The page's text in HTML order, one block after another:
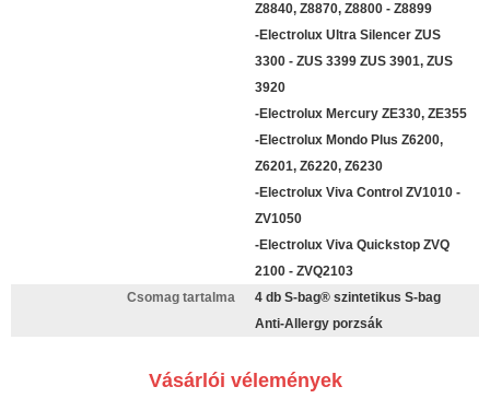
Z8840, Z8870, Z8800 - Z8899
-Electrolux Ultra Silencer ZUS
3300 - ZUS 3399 ZUS 3901, ZUS
3920
-Electrolux Mercury ZE330, ZE355
-Electrolux Mondo Plus Z6200,
Z6201, Z6220, Z6230
-Electrolux Viva Control ZV1010 -
ZV1050
-Electrolux Viva Quickstop ZVQ
2100 - ZVQ2103
Csomag tartalma
4 db S-bag® szintetikus S-bag
Anti-Allergy porzsák
Vásárlói vélemények